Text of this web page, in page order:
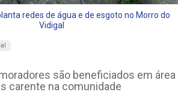
redes de água e de esgoto no Morro do
Vidigal
são beneficiados em área
carente na comunidade